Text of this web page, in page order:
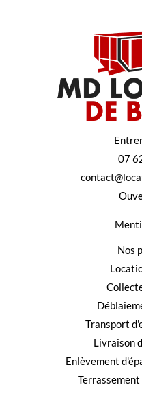
07
Nos
Transport
Livraison
Enlèvement